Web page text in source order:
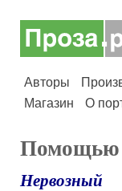
Авторы
Магазин
О
Помощью
Нервозный